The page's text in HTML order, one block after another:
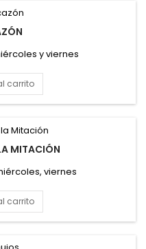
y viernes
carrito
MITACIÓN
viernes
carrito